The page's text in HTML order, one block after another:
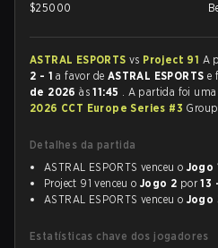
$25000
ASTRAL ESPORTS vs Project 91 A
2 - 1 a favor de ASTRAL ESPORTS e
de 2026às11:45 . A partida foi uma
2026 CCT Europe Series #3
Detalhes da partida
ASTRAL ESPORTS venceu o Jogo
Project 91 venceu o Jogo 2 por13
ASTRAL ESPORTS venceu o Jogo
Estatísticas chave dos jogadores